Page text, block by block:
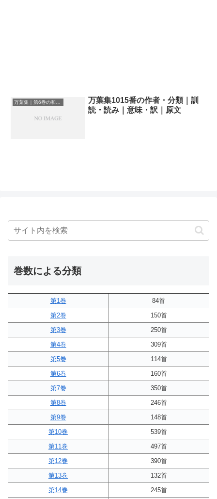
万葉集1015番の作者・分類｜訓
読・読み｜意味・訳｜原文
巻数による分類
第1巻
84首
第2巻
150首
第3巻
250首
第4巻
309首
第5巻
114首
第6巻
160首
第7巻
350首
第8巻
246首
第9巻
148首
第10巻
539首
第11巻
497首
第12巻
390首
第13巻
132首
第14巻
245首